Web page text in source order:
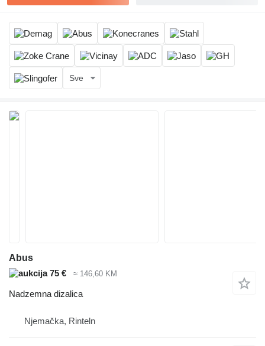
Sve
Abus
75 €
≈ 146,60 KM
Nadzemna dizalica
Njemačka, Rinteln